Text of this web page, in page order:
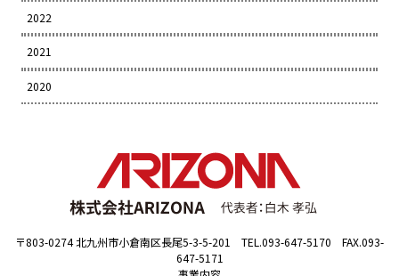
2022
2021
2020
〒803-0274 北九州市小倉南区長尾5-3-5-201 TEL.093-647-5170 FAX.093-
647-5171